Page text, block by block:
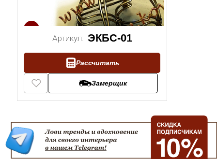
Артикул: ЭКБС-01
Рассчитать
Замерщик